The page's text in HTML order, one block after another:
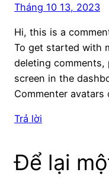
Tháng 10 13, 2023
Hi, this is a
To get started with
deleting comments,
screen in the
Commenter avatars
Trả lời
Để lại